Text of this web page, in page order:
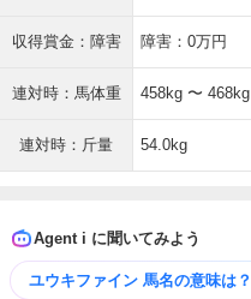
収得賞金：障害 障害：0万円
連対時：馬体重 458kg 〜 468kg
連対時：斤量 54.0kg
Agent i に聞いてみよう
ユウキファイン 馬名の意味は？